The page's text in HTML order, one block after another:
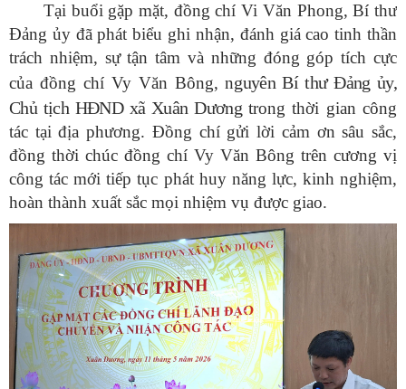
Tại buổi gặp mặt, đồng chí Vi Văn Phong, Bí thư
Đảng ủy đã phát biểu ghi nhận, đánh giá cao tinh thần
trách nhiệm, sự tận tâm và những đóng góp tích cực
của đồng chí Vy Văn Bông, nguyên Bí thư Đảng ủy,
Chủ tịch HĐND xã Xuân Dương trong thời gian công
tác tại địa phương. Đồng chí gửi lời cảm ơn sâu sắc,
đồng thời chúc đồng chí Vy Văn Bông trên cương vị
công tác mới tiếp tục phát huy năng lực, kinh nghiệm,
hoàn thành xuất sắc mọi nhiệm vụ được giao.